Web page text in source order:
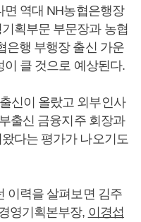
면 역대 NH농협은행장
획부문 부문장과 농협
은행 부행장 출신 가운
클 것으로 예상된다.
신이 올랐고 외부인사
출신 금융지주 회장과
다는 평가가 나오기도
이력을 살펴보면 김주
영기획본부장, 이경섭